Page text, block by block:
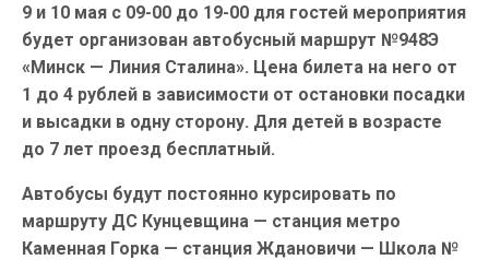
9 и 10 мая с 09-00 до 19-00 для гостей мероприятия
будет организован автобусный маршрут №948Э
«Минск — Линия Сталина». Цена билета на него от
1 до 4 рублей в зависимости от остановки посадки
и высадки в одну сторону. Для детей в возрасте
до 7 лет проезд бесплатный.
Автобусы будут постоянно курсировать по
маршруту ДС Кунцевщина — станция метро
Каменная Горка — станция Ждановичи — Школа №